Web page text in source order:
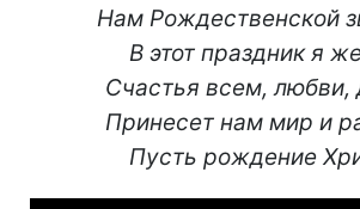
Нам Рождественской
В этот праздник я
Счастья всем, любви,
Принесет нам мир и
Пусть рождение